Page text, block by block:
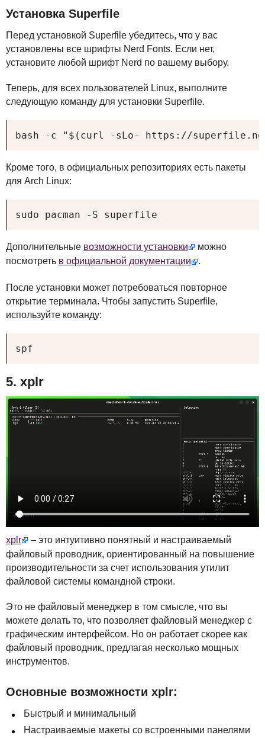
Установка Superfile
Перед установкой Superfile убедитесь, что у вас
установлены все шрифты Nerd Fonts. Если нет,
установите любой шрифт Nerd по вашему выбору.
Теперь, для всех пользователей Linux, выполните
следующую команду для установки Superfile.
bash -c "$(curl -sLo- https://
Кроме того, в официальных репозиториях есть пакеты
для Arch Linux:
sudo pacman -S superfile
Дополнительные возможности установки
можно
посмотреть в официальной документации .
После установки может потребоваться повторное
открытие терминала. Чтобы запустить Superfile,
используйте команду:
spf
5. xplr
xplr
– это интуитивно понятный и настраиваемый
файловый проводник, ориентированный на повышение
производительности за счет использования утилит
файловой системы командной строки.
Это не файловый менеджер в том смысле, что вы
можете делать то, что позволяет файловый менеджер с
графическим интерфейсом. Но он работает скорее как
файловый проводник, предлагая несколько мощных
инструментов.
Основные возможности xplr:
Быстрый и минимальный
Настраиваемые макеты со встроенными панелями